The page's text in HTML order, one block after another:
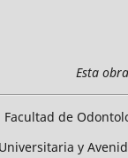
Esta
Facultad de
y